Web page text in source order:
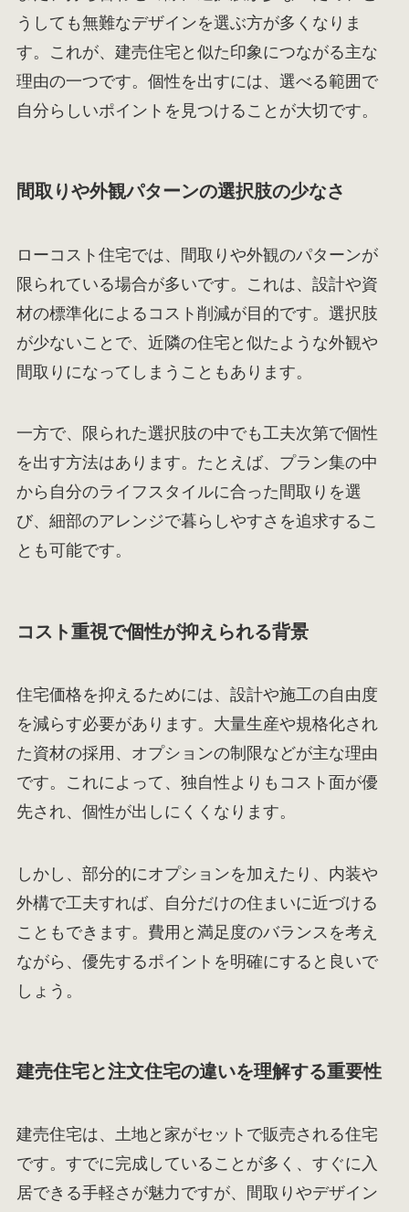
うしても無難なデザインを選ぶ方が多くなりま
す。これが、建売住宅と似た印象につながる主な
理由の一つです。個性を出すには、選べる範囲で
自分らしいポイントを見つけることが大切です。
間取りや外観パターンの選択肢の少なさ
ローコスト住宅では、間取りや外観のパターンが
限られている場合が多いです。これは、設計や資
材の標準化によるコスト削減が目的です。選択肢
が少ないことで、近隣の住宅と似たような外観や
間取りになってしまうこともあります。
一方で、限られた選択肢の中でも工夫次第で個性
を出す方法はあります。たとえば、プラン集の中
から自分のライフスタイルに合った間取りを選
び、細部のアレンジで暮らしやすさを追求するこ
とも可能です。
コスト重視で個性が抑えられる背景
住宅価格を抑えるためには、設計や施工の自由度
を減らす必要があります。大量生産や規格化され
た資材の採用、オプションの制限などが主な理由
です。これによって、独自性よりもコスト面が優
先され、個性が出しにくくなります。
しかし、部分的にオプションを加えたり、内装や
外構で工夫すれば、自分だけの住まいに近づける
こともできます。費用と満足度のバランスを考え
ながら、優先するポイントを明確にすると良いで
しょう。
建売住宅と注文住宅の違いを理解する重要性
建売住宅は、土地と家がセットで販売される住宅
です。すでに完成していることが多く、すぐに入
居できる手軽さが魅力ですが、間取りやデザイン